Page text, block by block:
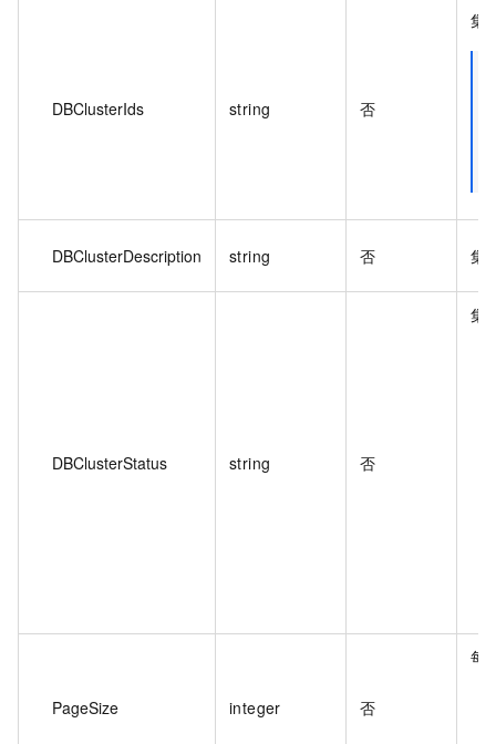
DBClusterIds string 否
集
DBClusterDescription string 否 集
DBClusterStatus string 否
集
PageSize integer 否
每